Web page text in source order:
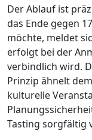
Der Ablauf ist
das Ende gegen
möchte, meldet
erfolgt bei der
verbindlich wird.
Prinzip ähnelt
kulturelle
Tasting sorgfältig